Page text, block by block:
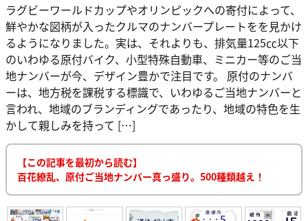
ラグビーワールドカップやオリンピックへの寄付によって、
鮮やかな図柄が入ったクルマのナンバープレートをを見かけ
るようになりました。実は、それよりも、排気量125㏄以下
のいわゆる原付バイク、小型特殊自動車、ミニカー等のご当
地ナンバーが今、デザイン豊かで注目です。 原付のナンバ
ーは、地方税を課税する標識で、いわゆるご当地ナンバーと
言われ、地域のブランディングであったり、地域の特色を生
かして親しみを持って […]
【この記事を最初から読む】
百花繚乱、原付ご当地ナンバー真っ盛り。500種類越え！